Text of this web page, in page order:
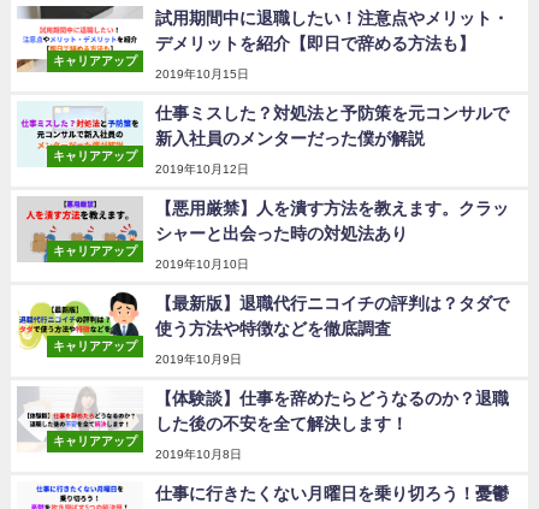
キャリアアップ
試用期間中に退職したい！注意点やメリット・
デメリットを紹介【即日で辞める方法も】
2019年10月15日
キャリアアップ
仕事ミスした？対処法と予防策を元コンサルで
新入社員のメンターだった僕が解説
2019年10月12日
キャリアアップ
【悪用厳禁】人を潰す方法を教えます。クラッ
シャーと出会った時の対処法あり
2019年10月10日
キャリアアップ
【最新版】退職代行ニコイチの評判は？タダで
使う方法や特徴などを徹底調査
2019年10月9日
キャリアアップ
【体験談】仕事を辞めたらどうなるのか？退職
した後の不安を全て解決します！
2019年10月8日
仕事に行きたくない月曜日を乗り切ろう！憂鬱